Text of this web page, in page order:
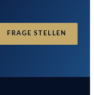
FRAGE STELLEN